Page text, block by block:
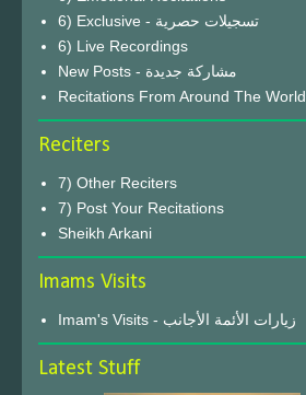
6) Exclusive - تسجيلات حصرية
6) Live Recordings
New Posts - مشاركة جديدة
Recitations From Around The World
Reciters
7) Other Reciters
7) Post Your Recitations
Sheikh Arkani
Imams Visits
Imam's Visits - زيارات الأئمة الأجانب
Latest Stuff